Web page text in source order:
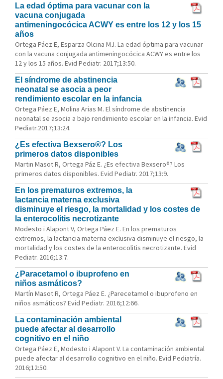
La edad óptima para vacunar con la
vacuna conjugada
antimeningocócica ACWY es entre los 12 y los 15
años
Ortega Páez E, Esparza Olcina MJ. La edad óptima para vacunar
con la vacuna conjugada antimeningocócica ACWY es entre los
12 y los 15 años. Evid Pediatr. 2017;13:50.
El síndrome de abstinencia
neonatal se asocia a peor
rendimiento escolar en la infancia
Ortega Páez E, Molina Arias M. El síndrome de abstinencia
neonatal se asocia a bajo rendimiento escolar en la infancia. Evid
Pediatr.2017;13:24.
¿Es efectiva Bexsero®? Los
primeros datos disponibles
Martin Masot R, Ortega Páz E. ¿Es efectiva Bexsero®? Los
primeros datos disponibles. Evid Pediatr. 2017;13:9.
En los prematuros extremos, la
lactancia materna exclusiva
disminuye el riesgo, la mortalidad y los costes de
la enterocolitis necrotizante
Modesto i Alapont V, Ortega Páez E. En los prematuros
extremos, la lactancia materna exclusiva disminuye el riesgo, la
mortalidad y los costes de la enterocolitis necrotizante. Evid
Pediatr. 2016;13:7.
¿Paracetamol o ibuprofeno en
niños asmáticos?
Martín Masot R, Ortega Páez E. ¿Parecetamol o ibuprofeno en
niños asmáticos? Evid Pediatr. 2016;12:66.
La contaminación ambiental
puede afectar al desarrollo
cognitivo en el niño
Ortega Páez E, Modesto i Alapont V. La contaminación ambiental
puede afectar al desarrollo cognitivo en el niño. Evid Pediatría.
2016;12:50.